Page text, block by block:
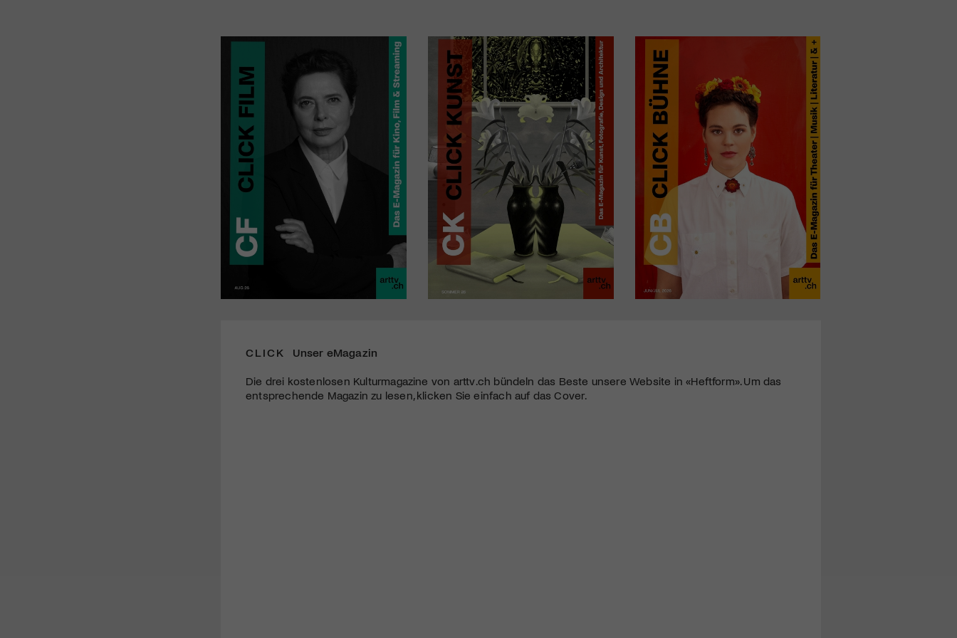
CLICK Unser eMagazin
Die drei kostenlosen Kulturmagazine von arttv.ch bündeln das Beste unsere Website in «Heftform». Um das
entsprechende Magazin zu lesen, klicken Sie einfach auf das Cover.